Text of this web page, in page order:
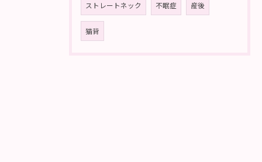
ストレートネック 不眠症 産後
猫背